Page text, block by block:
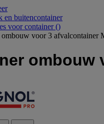
en buitencontainer
voor container ()
voor 3 afvalcontainer
ombouw